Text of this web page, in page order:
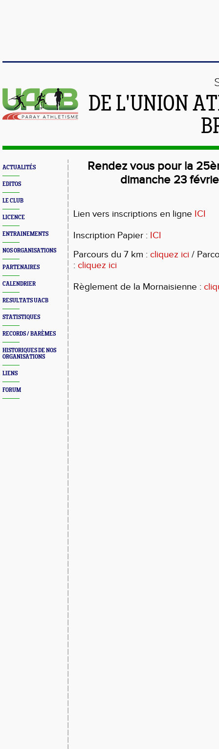
DE L'UNION
ACTUALITÉS
EDITOS
LE CLUB
LICENCE
ENTRAINEMENTS
NOS ORGANISATIONS
PARTENAIRES
CALENDRIER
RESULTATS UACB
STATISTIQUES
RECORDS / BARÈMES
HISTORIQUES DE NOS
ORGANISATIONS
LIENS
FORUM
Rendez vous pour la
dimanche 23
Lien vers inscriptions en ligne ICI
Inscription Papier : ICI
Parcours du 7 km : cliquez ici /
: cliquez ici
Règlement de la Mornaisienne :